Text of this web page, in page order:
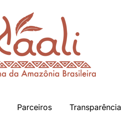
Parceiros Transparência